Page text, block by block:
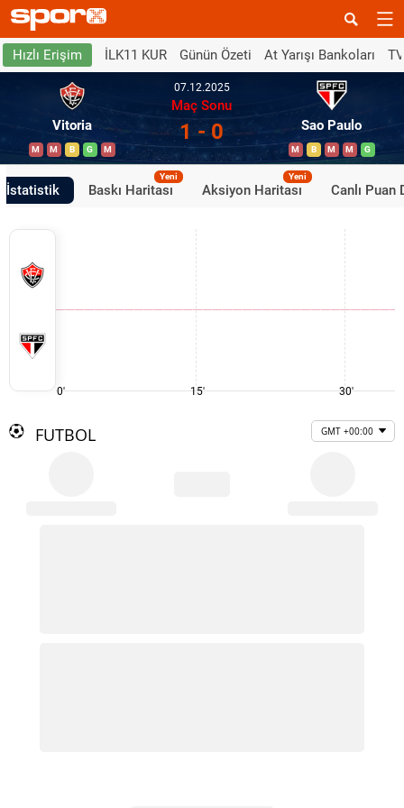
Hızlı Erişim İLK11 KUR Günün Özeti At Yarışı Bankoları
Vitoria
M M B G M
07.12.2025
Maç Sonu
1 - 0 Sao Paulo
M B M M G
İstatistik Baskı Haritası
Yeni
Aksiyon Haritası
Yeni
Canlı Puan
0' 15' 30'
FUTBOL GMT +00:00